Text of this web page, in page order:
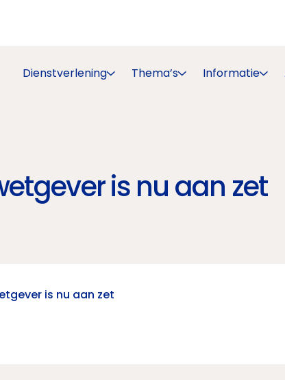
Dienstverlening Thema’s Informatie
is nu aan zet
is nu aan zet